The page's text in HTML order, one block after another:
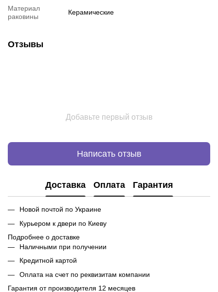
Материал
раковины
Керамические
Отзывы
Добавьте первый отзыв
Написать отзыв
Доставка Оплата Гарантия
Новой почтой по Украине
Курьером к двери по Киеву
Подробнее о доставке
Наличными при получении
Кредитной картой
Оплата на счет по реквизитам компании
Гарантия от производителя 12 месяцев